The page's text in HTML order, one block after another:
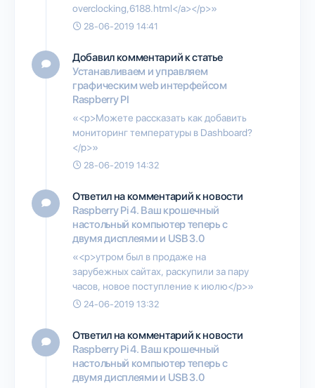
overclocking,6188.html</a></p>»
28-06-2019 14:41
Добавил комментарий к статье
Устанавливаем и управляем
графическим web интерфейсом
Raspberry PI
«<p>Можете рассказать как добавить
мониторинг температуры в Dashboard?
</p>»
28-06-2019 14:32
Ответил на комментарий к новости
Raspberry Pi 4. Ваш крошечный
настольный компьютер теперь с
двумя дисплеями и USB 3.0
«<p>утром был в продаже на
зарубежных сайтах, раскупили за пару
часов, новое поступление к июлю</p>»
24-06-2019 13:32
Ответил на комментарий к новости
Raspberry Pi 4. Ваш крошечный
настольный компьютер теперь с
двумя дисплеями и USB 3.0